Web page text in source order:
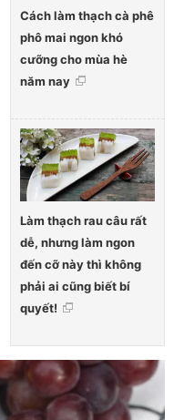
Cách làm thạch cà phê
phô mai ngon khó
cưỡng cho mùa hè
năm nay
Làm thạch rau câu rất
dễ, nhưng làm ngon
đến cỡ này thì không
phải ai cũng biết bí
quyết!